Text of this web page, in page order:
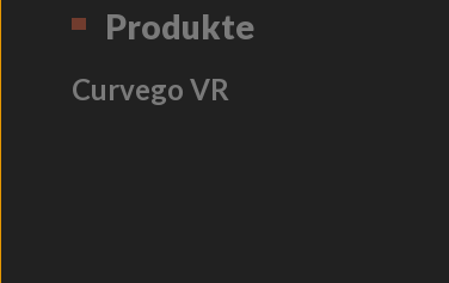
Produkte
Curvego VR